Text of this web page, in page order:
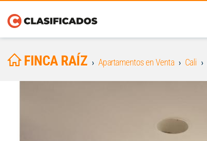
FINCA RAÍZ Apartamentos en Venta Cali